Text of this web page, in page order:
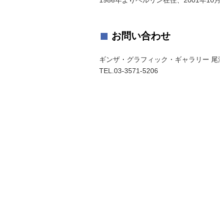
お問い合わせ
ギンザ・グラフィック・ギャラリー 尾
TEL.03-3571-5206